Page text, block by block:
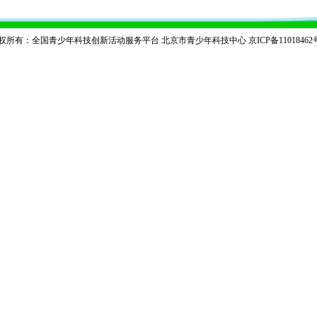
所有：全国青少年科技创新活动服务平台 北京市青少年科技中心 京ICP备11018462